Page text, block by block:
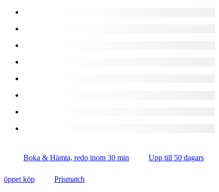
Boka & Hämta, redo inom 30 min Upp till 50 dagars
öppet köp Prismatch